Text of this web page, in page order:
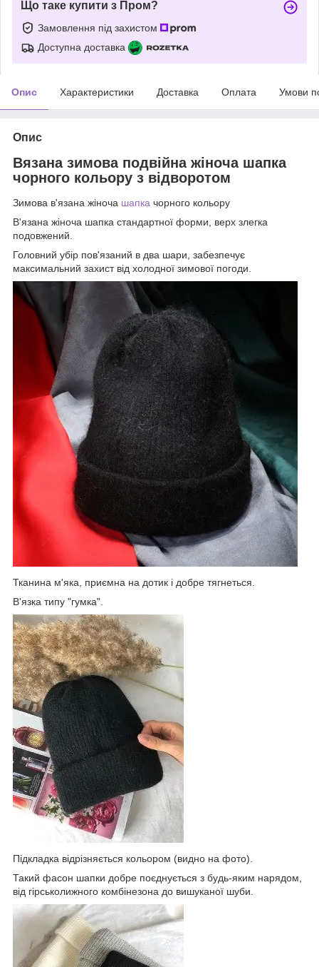
Що таке купити з Пром?
Замовлення під захистом
Доступна доставка
Опис Характеристики Доставка Оплата Умови
Опис
Вязана зимова подвійна жіноча шапка
чорного кольору з відворотом
Зимова в'язана жіноча шапка чорного кольору
В'язана жіноча шапка стандартної форми, верх злегка
подовжений.
Головний убір пов'язаний в два шари, забезпечує
максимальний захист від холодної зимової погоди.
Тканина м'яка, приємна на дотик і добре тягнеться.
В'язка типу "гумка".
Підкладка відрізняється кольором (видно на фото).
Такий фасон шапки добре поєднується з будь-яким нарядом,
від гірськолижного комбінезона до вишуканої шуби.